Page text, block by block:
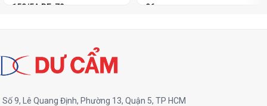
150/5A DE-72
96
Số 9, Lê Quang Định, Phường 13, Quận 5, TP HCM